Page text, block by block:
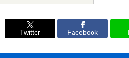
Twitter Facebook